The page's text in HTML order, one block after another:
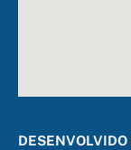
DESENVOLVIDO